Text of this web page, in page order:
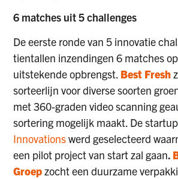
6 matches uit 5 challenges
De eerste ronde van 5 innovatie
tientallen inzendingen 6 matches
uitstekende opbrengst. Best Fresh
sorteerlijn voor diverse soorten
met 360-graden video scanning
sortering mogelijk maakt. De
Innovationswerd geselecteerd
een pilot project van start zal gaan.
Groepzocht een duurzame